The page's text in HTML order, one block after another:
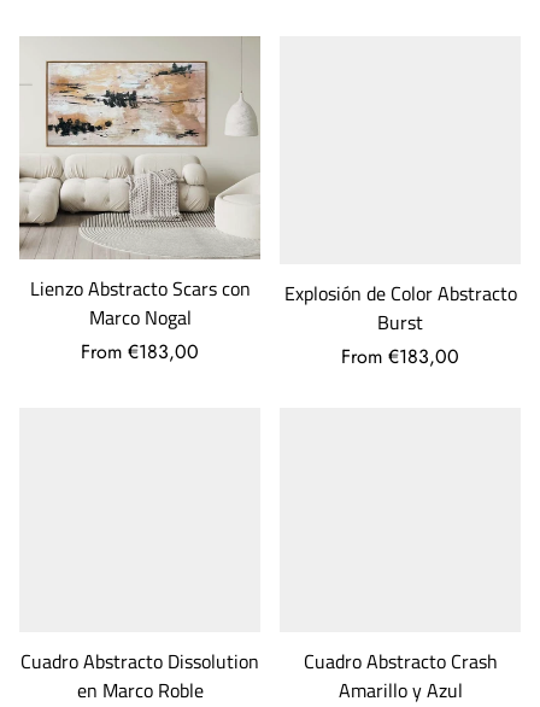
Lienzo Abstracto Scars con
Marco Nogal
From €183,00
Explosión de Color Abstracto
Burst
From €183,00
Cuadro Abstracto Dissolution
en Marco Roble
Cuadro Abstracto Crash
Amarillo y Azul